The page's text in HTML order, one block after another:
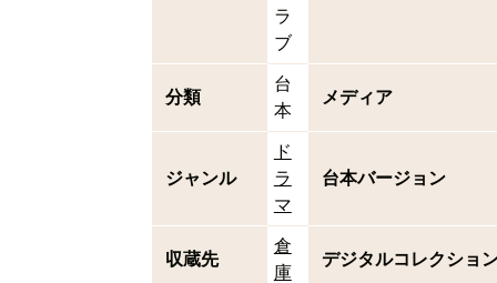
ラ
ブ
分類
台
本
メディア
ジャンル
ド
ラ
マ
台本バージョン
収蔵先
倉
庫
デジタルコレクショ